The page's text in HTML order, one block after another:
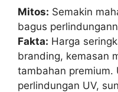
Mitos: Semakin
bagus
Fakta: Harga
branding, kemasan
tambahan premium.
perlindungan UV,